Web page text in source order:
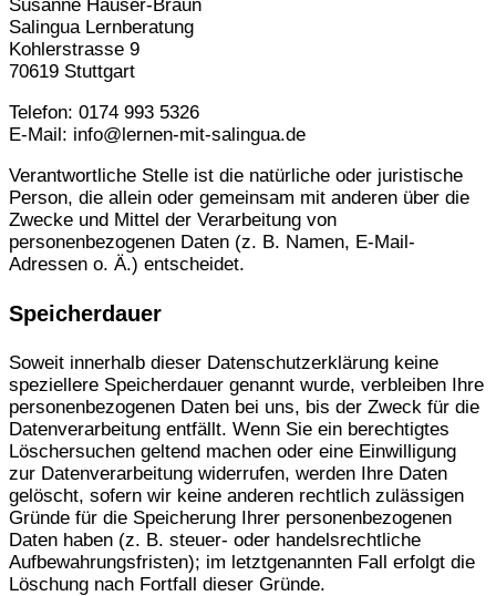
Susanne Hauser-Braun
Salingua Lernberatung
Kohlerstrasse 9
70619 Stuttgart
Telefon: 0174 993 5326
E-Mail: info@lernen-mit-salingua.de
Verantwortliche Stelle ist die natürliche oder juristische
Person, die allein oder gemeinsam mit anderen über die
Zwecke und Mittel der Verarbeitung von
personenbezogenen Daten (z. B. Namen, E-Mail-
Adressen o. Ä.) entscheidet.
Speicherdauer
Soweit innerhalb dieser Datenschutzerklärung keine
speziellere Speicherdauer genannt wurde, verbleiben Ihre
personenbezogenen Daten bei uns, bis der Zweck für die
Datenverarbeitung entfällt. Wenn Sie ein berechtigtes
Löschersuchen geltend machen oder eine Einwilligung
zur Datenverarbeitung widerrufen, werden Ihre Daten
gelöscht, sofern wir keine anderen rechtlich zulässigen
Gründe für die Speicherung Ihrer personenbezogenen
Daten haben (z. B. steuer- oder handelsrechtliche
Aufbewahrungsfristen); im letztgenannten Fall erfolgt die
Löschung nach Fortfall dieser Gründe.